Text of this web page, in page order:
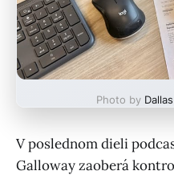
Photo by
V poslednom dieli
Galloway zaoberá